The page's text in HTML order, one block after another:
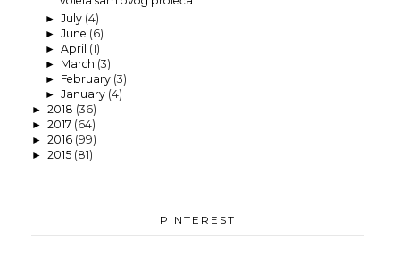
► July (4)
► June (6)
► April (1)
► March (3)
► February (3)
► January (4)
► 2018 (36)
► 2017 (64)
► 2016 (99)
► 2015 (81)
PINTEREST